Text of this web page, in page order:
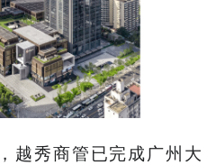
越秀商管已完成广州大